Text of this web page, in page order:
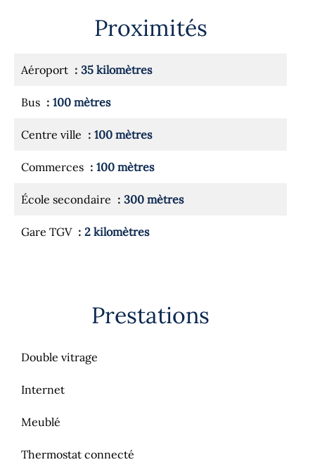
Proximités
Aéroport 35 kilomètres
Bus 100 mètres
Centre ville 100 mètres
Commerces 100 mètres
École secondaire 300 mètres
Gare TGV 2 kilomètres
Prestations
Double vitrage
Internet
Meublé
Thermostat connecté